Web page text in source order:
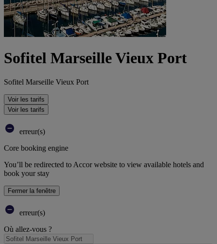
Sofitel Marseille Vieux Port
Sofitel Marseille Vieux Port
Voir les tarifs
Voir les tarifs
erreur(s)
Core booking engine
You’ll be redirected to Accor website to view available hotels and
book your stay
Fermer la fenêtre
erreur(s)
Où allez-vous ?